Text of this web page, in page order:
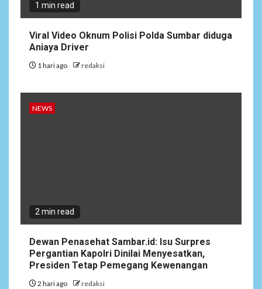
Tenaga Pendidik di Sekolah
SD Negeri Gunung Susu
1 min read
Viral Video Oknum Polisi Polda Sumbar diduga
Aniaya Driver
1 hari ago redaksi
NEWS
2 min read
Dewan Penasehat Sambar.id: Isu Surpres
Pergantian Kapolri Dinilai Menyesatkan,
Presiden Tetap Pemegang Kewenangan
2 hari ago redaksi